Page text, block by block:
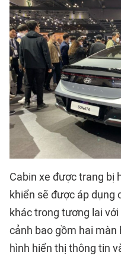
Cabin xe được trang bị
khiển sẽ được áp dụng
khác trong tương lai
cảnh bao gồm hai màn
hình hiển thị thông tin